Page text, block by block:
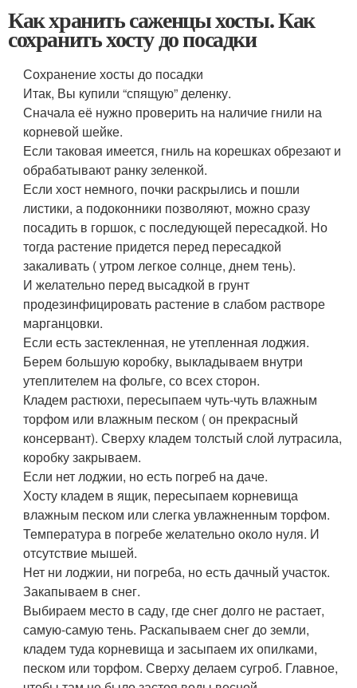
Как хранить саженцы хосты. Как
сохранить хосту до посадки
Сохранение хосты до посадки
Итак, Вы купили “спящую” деленку.
Сначала её нужно проверить на наличие гнили на
корневой шейке.
Если таковая имеется, гниль на корешках обрезают и
обрабатывают ранку зеленкой.
Если хост немного, почки раскрылись и пошли
листики, а подоконники позволяют, можно сразу
посадить в горшок, с последующей пересадкой. Но
тогда растение придется перед пересадкой
закаливать ( утром легкое солнце, днем тень).
И желательно перед высадкой в грунт
продезинфицировать растение в слабом растворе
марганцовки.
Если есть застекленная, не утепленная лоджия.
Берем большую коробку, выкладываем внутри
утеплителем на фольге, со всех сторон.
Кладем растюхи, пересыпаем чуть-чуть влажным
торфом или влажным песком ( он прекрасный
консервант). Сверху кладем толстый слой лутрасила,
коробку закрываем.
Если нет лоджии, но есть погреб на даче.
Хосту кладем в ящик, пересыпаем корневища
влажным песком или слегка увлажненным торфом.
Температура в погребе желательно около нуля. И
отсутствие мышей.
Нет ни лоджии, ни погреба, но есть дачный участок.
Закапываем в снег.
Выбираем место в саду, где снег долго не растает,
самую-самую тень. Раскапываем снег до земли,
кладем туда корневища и засыпаем их опилками,
песком или торфом. Сверху делаем сугроб. Главное,